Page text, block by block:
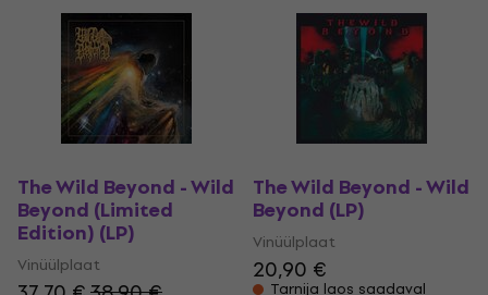
The Wild Beyond - Wild
Beyond (Limited
Edition) (LP)
Vinüülplaat
The Wild Beyond - Wild
Beyond (LP)
Vinüülplaat
20,90 €
Tarnija laos saadaval